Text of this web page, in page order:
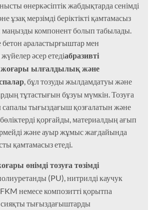
өнеркәсіптік жабдықтарда сенімді
ұзақ мерзімді беріктікті қамтамасыз
маңызды компонент болып табылады.
араластырғыштар мен
әсер етедіабразивті
жоғары ылғалдылық және
, бұл тозуды жылдамдатуы және
тұтастығын бұзуы мүмкін. Тозуға
сапалы тығыздағыш қозғалатын және
қорғайды, материалдың ағып
және ауыр жұмыс жағдайында
қамтамасыз етеді.
өнімді тозуға төзімді
(PU), нитрилді каучук
немесе композитті қорытпа
тығыздағыштарды